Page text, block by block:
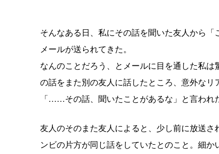
そんなある日、私にその話を聞いた友人から
メールが送られてきた。
なんのことだろう、とメールに目を通した私
の話をまた別の友人に話したところ、意外なリ
「……その話、聞いたことがあるな」と言われ
友人のそのまた友人によると、少し前に放送
ンビの片方が同じ話をしていたとのこと。細